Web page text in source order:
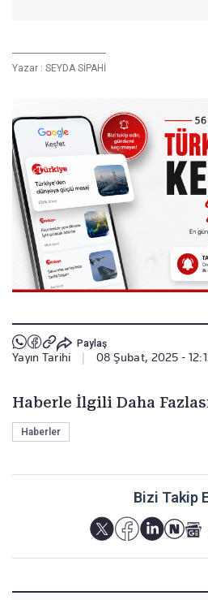
Yazar : SEYDA SİPAHİ
Paylaş
Yayın Tarihi 08 Şubat, 2025 -
Haberle İlgili Daha
Haberler
Bizi Takip